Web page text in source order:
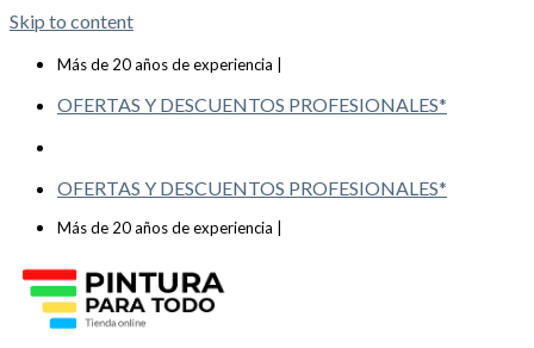
Skip to content
Más de 20 años de experiencia |
OFERTAS Y DESCUENTOS PROFESIONALES*
OFERTAS Y DESCUENTOS PROFESIONALES*
Más de 20 años de experiencia |